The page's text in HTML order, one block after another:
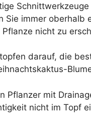
Sie immer
nicht zu
darauf, die
Pflanzer mit
nicht im Topf